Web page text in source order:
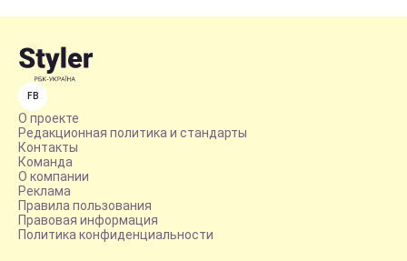
FB
О проекте
Редакционная политика и стандарты
Контакты
Команда
О компании
Реклама
Правила пользования
Правовая информация
Политика конфиденциальности